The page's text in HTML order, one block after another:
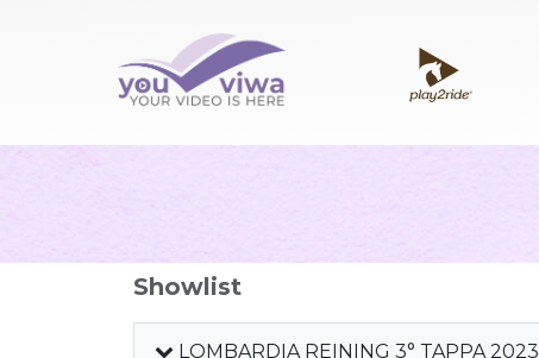
Showlist
LOMBARDIA REINING 3° TAPPA 2023